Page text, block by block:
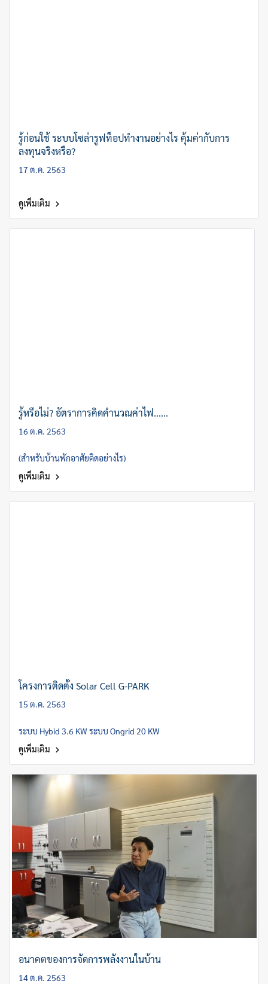
รู้ก่อนใช้ ระบบโซล่ารูฟท็อปทำงานอย่างไร คุ้มค่ากับการ
ลงทุนจริงหรือ?
17 ต.ค. 2563
ดูเพิ่มเติม
รู้หรือไม่? อัตราการคิดคำนวณค่าไฟ......
16 ต.ค. 2563
(สำหรับบ้านพักอาศัยคิดอย่างไร)
ดูเพิ่มเติม
โครงการติดตั้ง Solar Cell G-PARK
15 ต.ค. 2563
ระบบ Hybid 3.6 KW ระบบ Ongrid 20 KW
ดูเพิ่มเติม
อนาคตของการจัดการพลังงานในบ้าน
14 ต.ค. 2563